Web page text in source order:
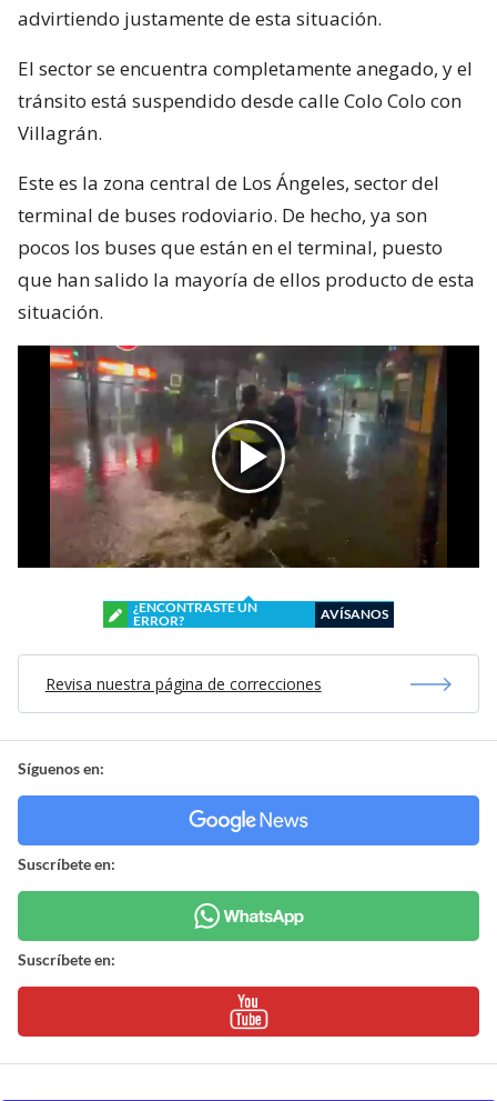
advirtiendo justamente de esta situación.
El sector se encuentra completamente anegado, y el
tránsito está suspendido desde calle Colo Colo con
Villagrán.
Este es la zona central de Los Ángeles, sector del
terminal de buses rodoviario. De hecho, ya son
pocos los buses que están en el terminal, puesto
que han salido la mayoría de ellos producto de esta
situación.
¿ENCONTRASTE UN
ERROR?
AVÍSANOS
Revisa nuestra página de correcciones
Síguenos en:
Suscríbete en:
Suscríbete en: